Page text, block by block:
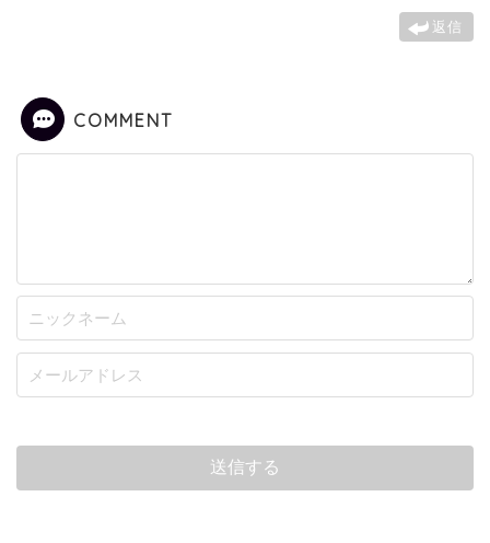
返信
COMMENT